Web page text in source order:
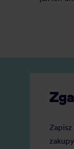
gładką
kawę.